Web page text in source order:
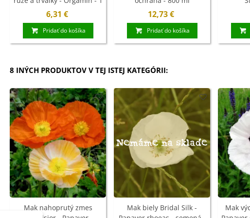
kg
6,31 €
Pridať do košíka
12,73 €
Pridať do košíka
8 INÝCH PRODUKTOV V TEJ ISTEJ KATEGÓRII:
Mak nahoprutý zmes
Nemáme na sklade
Mak biely Bridal Silk -
Mak